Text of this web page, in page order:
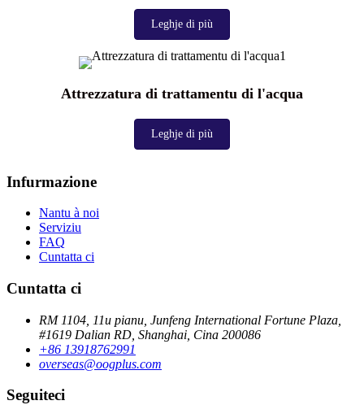
Leghje di più
Attrezzatura di trattamentu di l'acqua
Leghje di più
Infurmazione
Nantu à noi
Serviziu
FAQ
Cuntatta ci
Cuntatta ci
RM 1104, 11u pianu, Junfeng International Fortune Plaza,
#1619 Dalian RD, Shanghai, Cina 200086
+86 13918762991
overseas@oogplus.com
Seguiteci